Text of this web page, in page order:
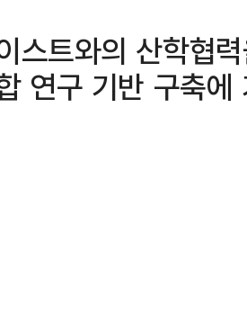
스트와의 산학협
연구 기반 구축에